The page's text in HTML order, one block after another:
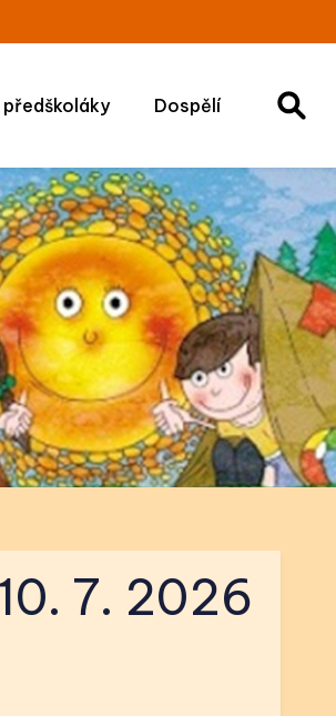
předškoláky Dospělí
7. 2026